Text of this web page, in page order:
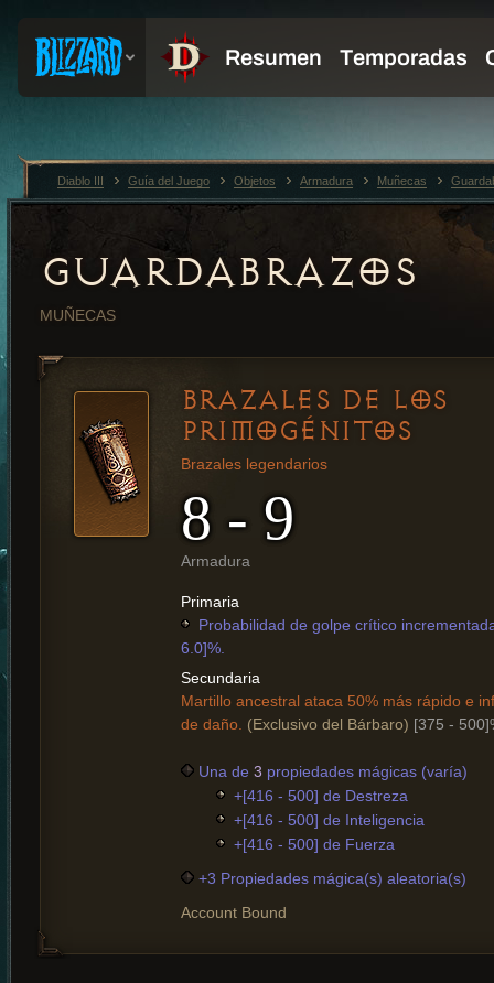
GUARDABRAZOS
MUÑECAS
BRAZALES DE LOS
PRIMOGÉNITOS
Brazales legendarios
8 - 9
Armadura
Primaria
Probabilidad de golpe crítico
6.0]%.
Secundaria
Martillo ancestral ataca 50% más rápido e
de daño. (Exclusivo del Bárbaro) [375 -
Una de 3 propiedades mágicas (varía)
+[416 - 500] de Destreza
+[416 - 500] de Inteligencia
+[416 - 500] de Fuerza
+3 Propiedades mágica(s) aleatoria(s)
Account Bound
Diablo III Guía del Juego Objetos Armadura Muñecas